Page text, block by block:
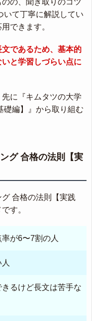
いて丁寧に解説してい
できます。
であるため、基本的
と学習しづらい点に
に『キムタツの大学
礎編】』から取り組む
グ 合格の法則【実
グ 合格の法則【実践
す。
が6〜7割の人
るけど長文は苦手な